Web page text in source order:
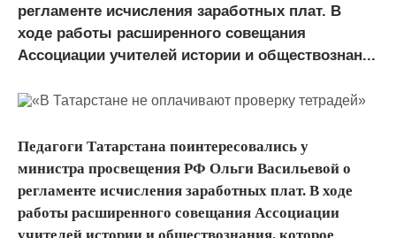
регламенте исчисления заработных плат. В
ходе работы расширенного совещания
Ассоциации учителей истории и обществознан...
Педагоги Татарстана поинтересовались у
министра просвещения РФ Ольги Васильевой о
регламенте исчисления заработных плат. В ходе
работы расширенного совещания Ассоциации